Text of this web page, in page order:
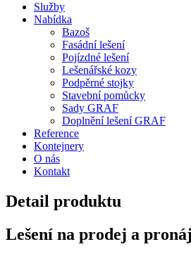
Služby
Nabídka
Bazoš
Fasádní lešení
Pojízdné lešení
Lešenářské kozy
Podpěrné stojky
Stavební pomůcky
Sady GRAF
Doplnění lešení GRAF
Reference
Kontejnery
O nás
Kontakt
Detail produktu
Lešení na prodej a